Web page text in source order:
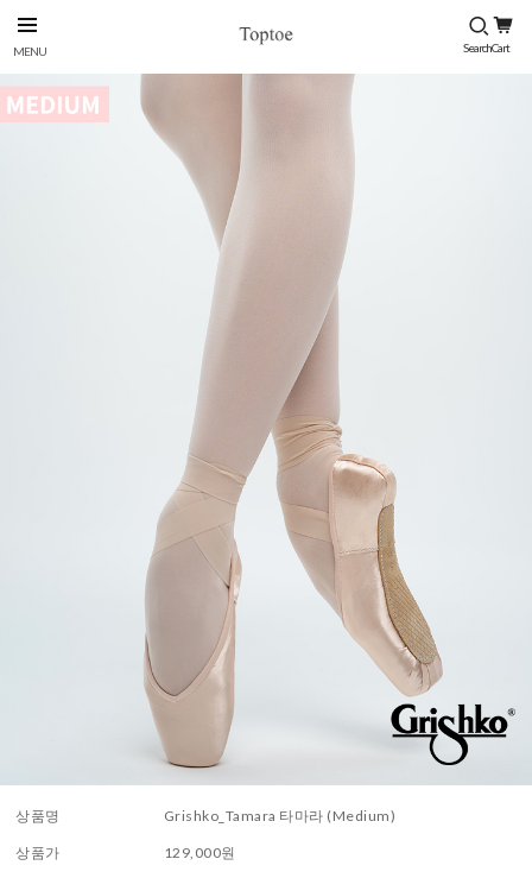
상품명 Grishko_Tamara 타마라 (Medium)
상품가 129,000원